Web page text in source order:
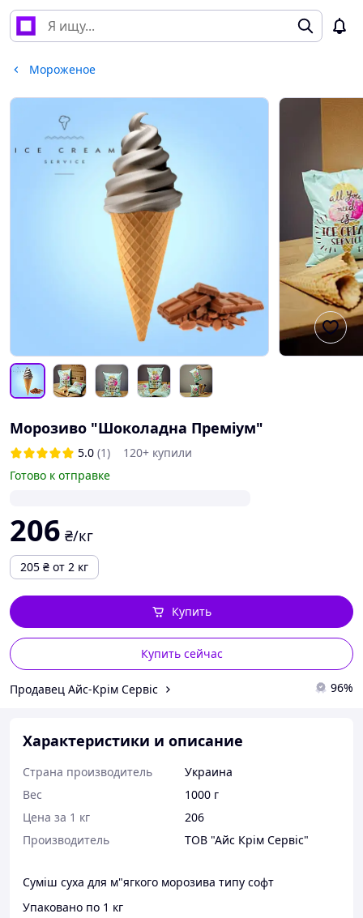
Мороженое
Морозиво "Шоколадна Преміум"
5.0 (1)
120+ купили
Готово к отправке
206 ₴/кг
205 ₴ от 2 кг
Купить сейчас
Купить
Продавец Айс-Крім Сервіс 96%
Характеристики и описание
Страна производитель
Украина
Вес
1000 г
Цена за 1 кг
206
Производитель
ТОВ "Айс Крім Сервіс"
Суміш суха для м"ягкого морозива типу софт
Упаковано по 1 кг